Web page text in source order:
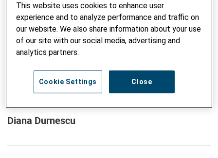
Diana Durnescu
This website uses cookies to enhance user
experience and to analyze performance and traffic on
our website. We also share information about your use
of our site with our social media, advertising and
analytics partners.
Close
Cookie Settings